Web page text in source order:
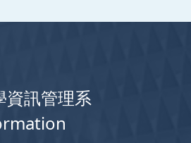
訊管理系